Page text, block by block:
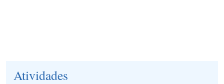
Atividades